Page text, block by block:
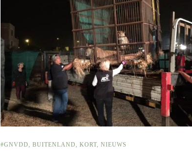
#GNVDD, BUITENLAND, KORT, NIEUWS